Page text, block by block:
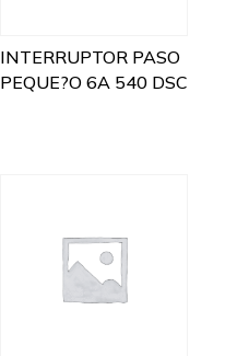
INTERRUPTOR PASO
PEQUE?O 6A 540 DSC